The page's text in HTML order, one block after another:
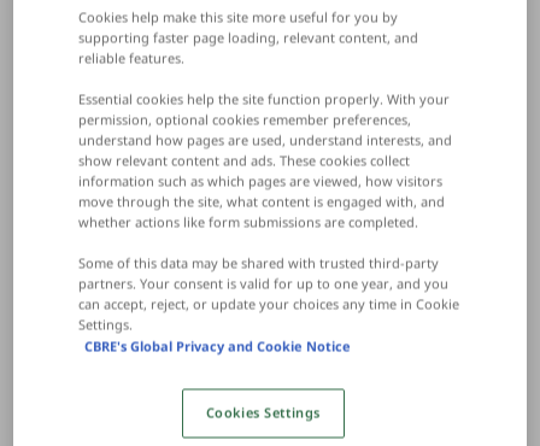
เช่าบ้าน / ทาวน์เฮ้าส์ /
วิลล่า - กรุงเทพฯ -
เอกมัย-รามอินทรา
กรุงเทพฯ (53)
พัฒนาการ/พระราม 9
Cookies help make this site more useful for you by
supporting faster page loading, relevant content, and
reliable features.
Essential cookies help the site function properly. With your
permission, optional cookies remember preferences,
understand how pages are used, understand interests, and
show relevant content and ads. These cookies collect
information such as which pages are viewed, how visitors
move through the site, what content is engaged with, and
whether actions like form submissions are completed.
Some of this data may be shared with trusted third‑party
partners. Your consent is valid for up to one year, and you
can accept, reject, or update your choices any time in Cookie
Settings.
CBRE's Global Privacy and Cookie Notice
Cookies Settings